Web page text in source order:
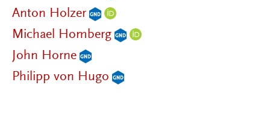
Anton Holzer
Michael Homberg
John Horne
Philipp von Hugo